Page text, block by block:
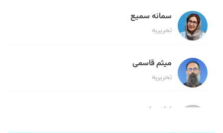
سمانه سمیع
تحریریه
میثم قاسمی
تحریریه
لیلا حنارود